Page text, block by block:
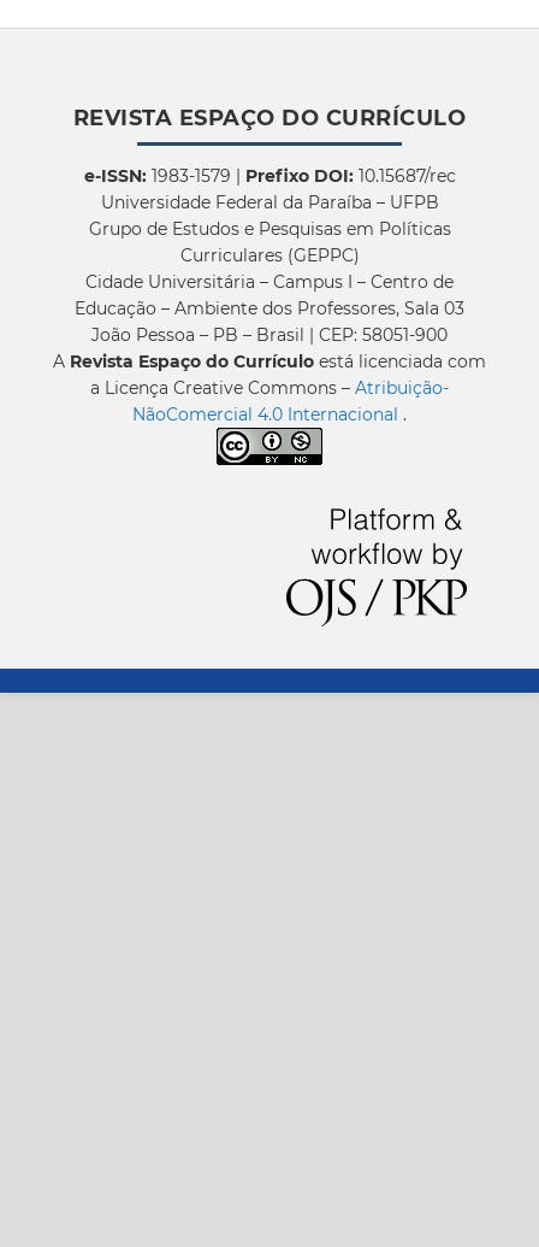
REVISTA ESPAÇO DO CURRÍCULO
e-ISSN:1983-1579 | Prefixo DOI:10.15687/rec
Universidade Federal da Paraíba – UFPB
Grupo de Estudos e Pesquisas em Políticas
Curriculares (GEPPC)
Cidade Universitária – Campus I – Centro de
Educação – Ambiente dos Professores, Sala 03
João Pessoa – PB – Brasil | CEP: 58051-900
A Revista Espaço do Currículo está licenciada com
a Licença Creative Commons – Atribuição-
NãoComercial 4.0 Internacional .